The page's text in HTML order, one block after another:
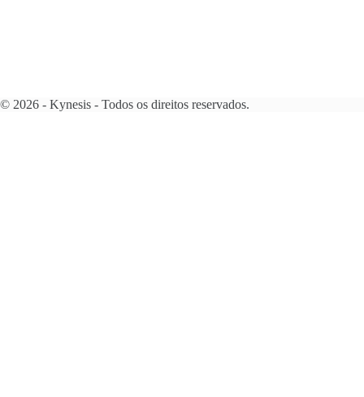
© 2026 - Kynesis - Todos os direitos reservados.